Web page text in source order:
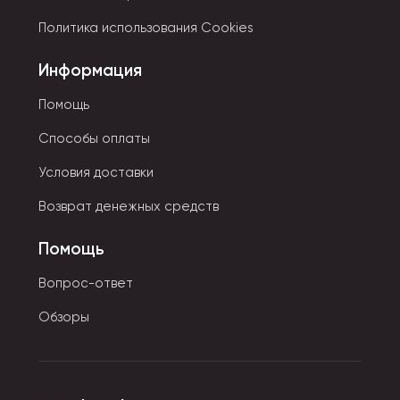
персонажей либо сказочных героев. Для них
материалы.
Политика использования Cookies
Информация
Помощь
Способы оплаты
Условия доставки
Возврат денежных средств
Помощь
Вопрос-ответ
Обзоры